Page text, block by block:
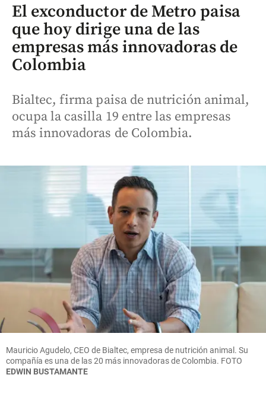
El exconductor de Metro paisa
que hoy dirige una de las
empresas más innovadoras de
Colombia
Bialtec, firma paisa de nutrición animal,
ocupa la casilla 19 entre las empresas
más innovadoras de Colombia.
Mauricio Agudelo, CEO de Bialtec, empresa de nutrición animal. Su
compañía es una de las 20 más innovadoras de Colombia. FOTO
EDWIN BUSTAMANTE